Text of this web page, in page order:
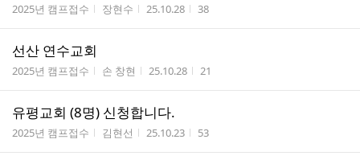
게시판명
2025년 캠프접수 작성자
장현수 작성시간
25.10.28 조회수
38
선산 연수교회
게시판명
2025년 캠프접수 작성자
손 창현 작성시간
25.10.28 조회수
21
유평교회 (8명) 신청합니다.
게시판명
2025년 캠프접수 작성자
김현선 작성시간
25.10.23 조회수
53